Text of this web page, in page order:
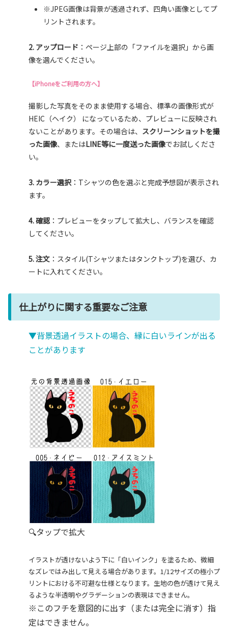
※JPEG画像は背景が透過されず、四角い画像としてプ
リントされます。
2. アップロード ：ページ上部の「ファイルを選択」から画
像を選んでください。
【iPhoneをご利用の方へ】
撮影した写真をそのまま使用する場合、標準の画像形式が
HEIC（ヘイク） になっているため、プレビューに反映され
ないことがあります。その場合は、 スクリーンショットを撮
った画像、またはLINE等に一度送った画像でお試しくださ
い。
3. カラー選択 ：Tシャツの色を選ぶと完成予想図が表示され
ます。
4. 確認 ：プレビューをタップして拡大し、バランスを確認
してください。
5. 注文 ：スタイル(Tシャツまたはタンクトップ)を選び、カ
ートに入れてください。
仕上がりに関する重要なご注意
▼背景透過イラストの場合、縁に白いラインが出る
ことがあります
🔍タップで拡大
イラストが透けないよう下に「白いインク」を塗るため、微細
なズレではみ出して見える場合があります。1/12サイズの極小プ
リントにおける不可避な仕様となります。生地の色が透けて見え
るような半透明やグラデーションの表現はできません。
※このフチを意図的に出す（または完全に消す）指
定はできません。